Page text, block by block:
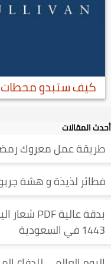
كيف ستبدو
أحدث المقالات
طريقة عمل معروك
فطائر لذيذة و هشة
1443 في السعودية